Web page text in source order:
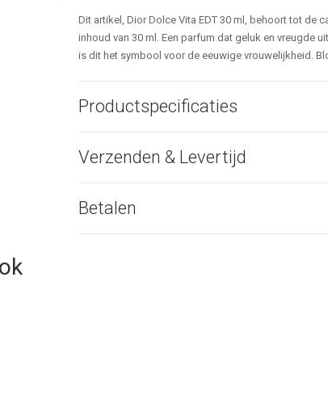
Dit artikel, Dior Dolce Vita EDT 30 ml, behoort tot de
inhoud van 30 ml. Een parfum dat geluk en vreugde
is dit het symbool voor de eeuwige vrouwelijkheid.
Productspecificaties
Verzenden & Levertijd
Betalen